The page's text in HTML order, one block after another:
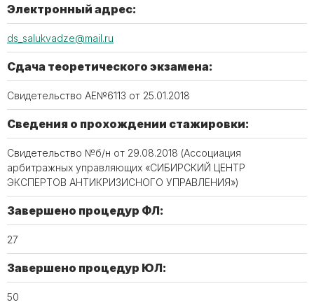
Электронный адрес:
ds_salukvadze@mail.ru
Сдача теоретического экзамена:
Свидетельство АЕ№6113 от 25.01.2018
Сведения о прохождении стажировки:
Свидетельство №б/н от 29.08.2018 (Ассоциация
арбитражных управляющих «СИБИРСКИЙ ЦЕНТР
ЭКСПЕРТОВ АНТИКРИЗИСНОГО УПРАВЛЕНИЯ»)
Завершено процедур ФЛ:
27
Завершено процедур ЮЛ:
50